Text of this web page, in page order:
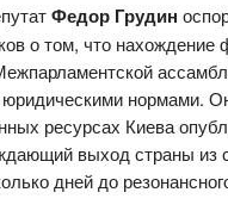
Федор Грудин
о том, что нахождение
нормами.
ресурсах Киева
выход страны из
дней до